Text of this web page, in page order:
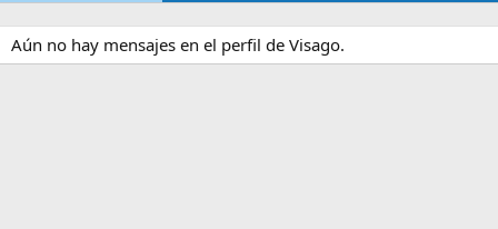
Aún no hay mensajes en el perfil de Visago.